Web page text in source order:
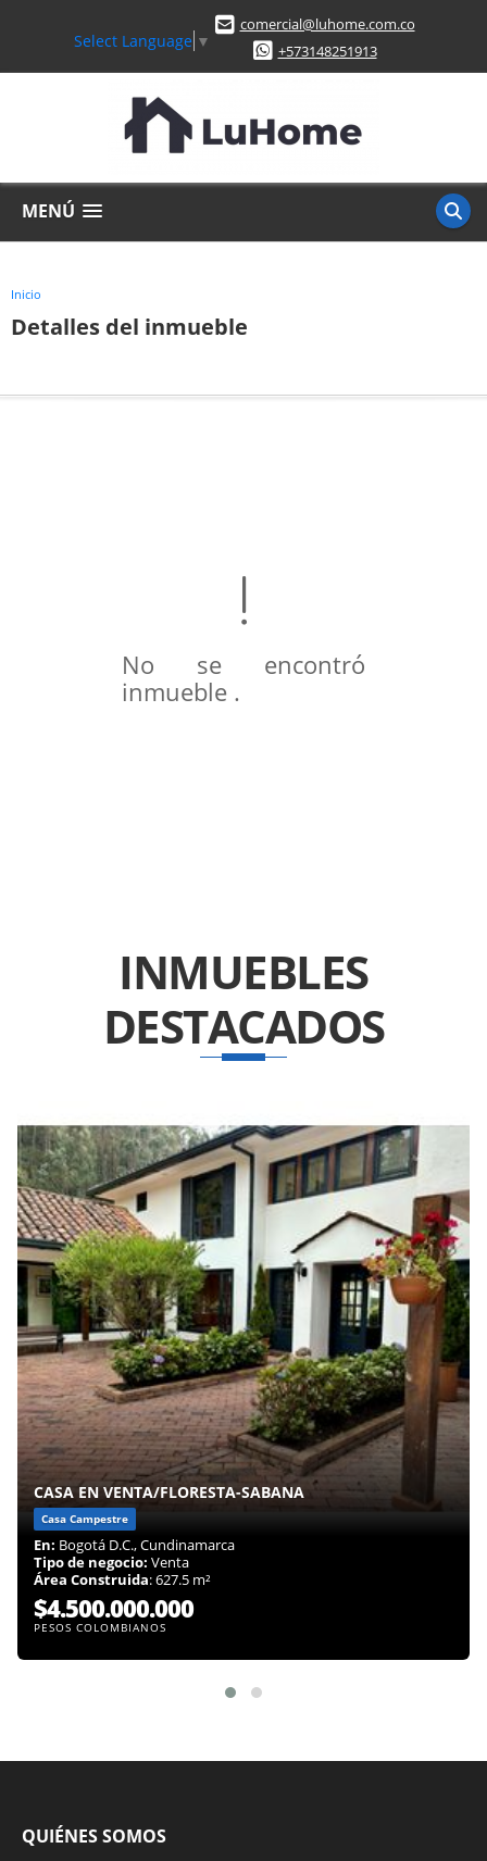
Select Language ▼
comercial@luhome.com.co
+573148251913
MENÚ
Inicio
Detalles del inmueble
No se encontró
inmueble .
INMUEBLES
DESTACADOS
CASA EN VENTA/FLORESTA-SABANA
Casa Campestre
En: Bogotá D.C., Cundinamarca
Tipo de negocio: Venta
Área Construida: 627.5 m²
$4.500.000.000
PESOS COLOMBIANOS
QUIÉNES SOMOS